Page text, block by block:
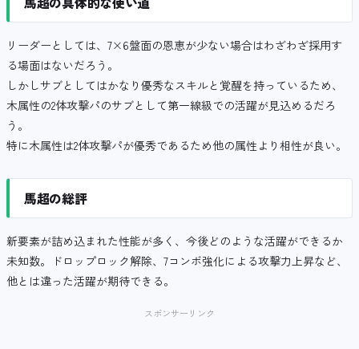
リーダーとしては、7×6盤面の恩恵が少ない場合はわざわざ採用す
る場面はないだろう。
しかしサブとしてはかなり優秀なスキルと覚醒を持っているため、
木属性の2体攻撃パのサブとして第一線級での活躍が見込めるだろ
う。
特に木属性は2体攻撃パが優秀であるため他の属性より相性が良い。
馬超の総評
新要素が詰め込まれた性能が多く、今後どのような活躍ができるか
未知数。ドロップロック解除、7コンボ強化による攻撃力上昇など、
他とは違った活躍が期待できる。
スポンサーリンク